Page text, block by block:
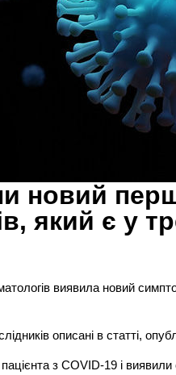
новий
який є у
виявила новий
описані в статті,
з COVID-19 і